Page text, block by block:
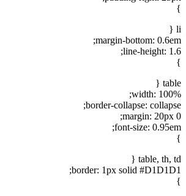
}
li {
margin-bottom: 0.6em;
line-height: 1.6;
}
table {
width: 100%;
border-collapse: collapse;
margin: 20px 0;
font-size: 0.95em;
}
table, th, td {
border: 1px solid #D1D1D1;
}